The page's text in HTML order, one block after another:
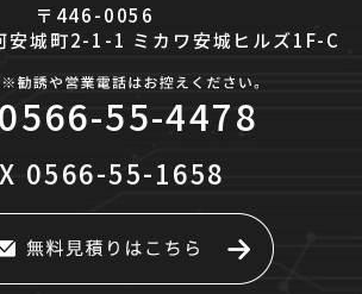
〒446-0056
安城町2-1-1 ミカワ安城ヒルズ1F-C
0566-55-4478
0566-55-1658